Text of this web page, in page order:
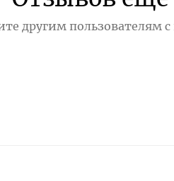
другим пользователям